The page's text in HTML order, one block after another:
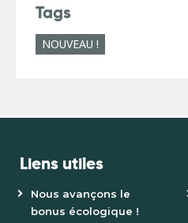
Tags
NOUVEAU !
Liens utiles
Nous avançons le
bonus écologique !